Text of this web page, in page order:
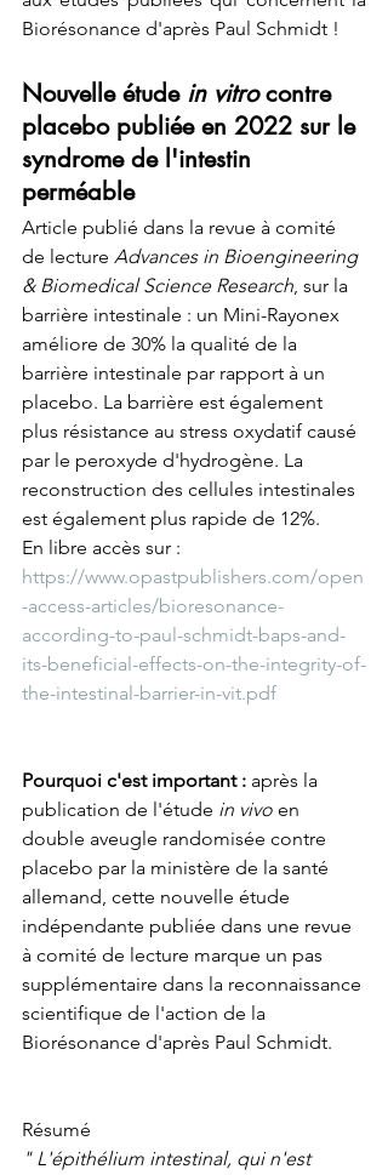
Biorésonance d'après Paul Schmidt !
Nouvelle étude in vitro contre
placebo publiée en 2022 sur le
syndrome de l'intestin
perméable
Article publié dans la revue à comité
de lecture Advances in Bioengineering
& Biomedical Science Research, sur la
barrière intestinale : un Mini-Rayonex
améliore de 30% la qualité de la
barrière intestinale par rapport à un
placebo. La barrière est également
plus résistance au stress oxydatif causé
par le peroxyde d'hydrogène. La
reconstruction des cellules intestinales
est également plus rapide de 12%.
En libre accès sur :
https://www.opastpublishers.com/open
-access-articles/bioresonance-
according-to-paul-schmidt-baps-and-
its-beneficial-effects-on-the-integrity-of-
the-intestinal-barrier-in-vit.pdf
Pourquoi c'est important : après la
publication de l'étude in vivo en
double aveugle randomisée contre
placebo par la ministère de la santé
allemand, cette nouvelle étude
indépendante publiée dans une revue
à comité de lecture marque un pas
supplémentaire dans la reconnaissance
scientifique de l'action de la
Biorésonance d'après Paul Schmidt.
Résumé
" L'épithélium intestinal, qui n'est